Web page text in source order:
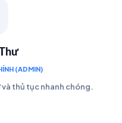
(ADMIN)
và thủ tục nhanh chóng.